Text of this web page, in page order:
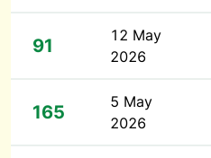
91
12 May
2026
165
5 May
2026